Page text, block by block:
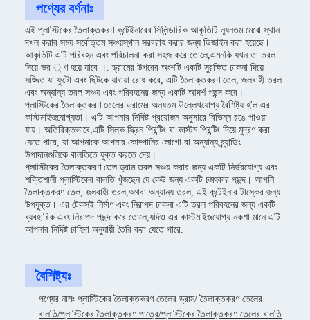
পণ্যের বর্ণনাঃ
এই প্লাস্টিকের তৈলাক্তকরণ কন্টেইনারের সিলিন্ডারিক আকৃতিটি ন্যূনতম মেঝে স্থান
দখল করার সময় সর্বোত্তম সঞ্চয়স্থান সরবরাহ করার জন্য ডিজাইন করা হয়েছে।
আকৃতিটি এটি পরিবহন এবং পরিচালনা করা সহজ করে তোলে,এমনকি যখন তা তরল
দিয়ে ভর ্ ণ হয়ে যাবে ।. ড্রামের উপরের অংশটি একটি সুরক্ষিত ঢাকনা দিয়ে
সজ্জিত যা ফুটো এবং ছিটকে যাওয়া রোধ করে, এটি তৈলাক্তকরণ তেল, জলবাহী তরল
এবং অন্যান্য তরল সঞ্চয় এবং পরিবহনের জন্য একটি আদর্শ পছন্দ করে।
প্লাস্টিকের তৈলাক্তকরণ তেলের ড্রামের অন্যতম উল্লেখযোগ্য বৈশিষ্ট্য হ'ল এর
কাস্টমাইজযোগ্যতা। এটি আপনার নির্দিষ্ট প্রয়োজন অনুসারে বিভিন্ন রঙে পাওয়া
যায়। অতিরিক্তভাবে,এটি সিল্ক স্ক্রিন প্রিন্টিং বা কাস্টম প্রিন্টিং দিয়ে মুদ্রণ করা
যেতে পারে, যা আপনাকে আপনার কোম্পানির লোগো বা অন্যান্য ব্র্যান্ডিং
উপাদানগুলিকে বালতিতে যুক্ত করতে দেয়।
প্লাস্টিকের তৈলাক্তকরণ তেল ড্রাম তরল সঞ্চয় করার জন্য একটি নির্ভরযোগ্য এবং
শক্তিশালী প্লাস্টিকের বালতি খুঁজছেন যে কেউ জন্য একটি চমৎকার পছন্দ। আপনি
তৈলাক্তকরণ তেল, জলবাহী তরল,অথবা অন্যান্য তরল, এই কন্টেইনার টাস্কের জন্য
উপযুক্ত। এর টেকসই নির্মাণ এবং নিরাপদ ঢাকনা এটি তরল পরিবহনের জন্য একটি
ব্যবহারিক এবং নিরাপদ পছন্দ করে তোলে,যদিও এর কাস্টমাইজযোগ্য নকশা মানে এটি
আপনার নির্দিষ্ট চাহিদা অনুযায়ী তৈরি করা যেতে পারে.
বৈশিষ্ট্যঃ
পণ্যের নামঃ প্লাস্টিকের তৈলাক্তকরণ তেলের ড্রাম/ তৈলাক্তকরণ তেলের
বালতি/প্লাস্টিকের তৈলাক্তকরণ পাত্রে/প্লাস্টিকের তৈলাক্তকরণ তেলের বালতি